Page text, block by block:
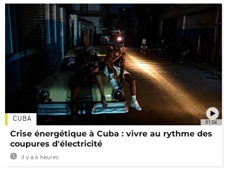
01:54
CUBA
Crise énergétique à Cuba : vivre au rythme des
coupures d'électricité
Il y a 6 heures